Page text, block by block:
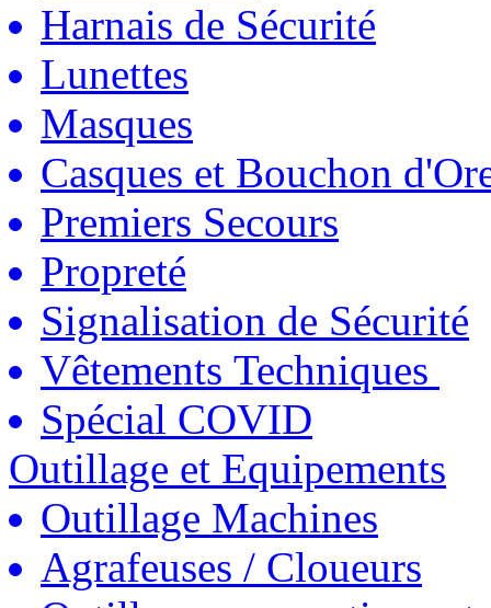
Harnais de Sécurité
Lunettes
Masques
Casques et Bouchon
Premiers Secours
Propreté
Signalisation de Sécurité
Vêtements Techniques
Spécial COVID
Outillage et Equipements
Outillage Machines
Agrafeuses / Cloueurs